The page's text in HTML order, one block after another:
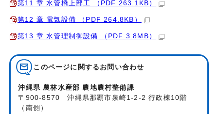
第11 章 水管橋上部工 （PDF 263.1KB）
第12 章 電気設備 （PDF 264.8KB）
第13 章 水管理制御設備 （PDF 3.8MB）
このページに関する お問い合わせ
沖縄県 農林水産部 農地農村整備課
〒900-8570 沖縄県那覇市泉崎1-2-2 行政棟10階
（南側）